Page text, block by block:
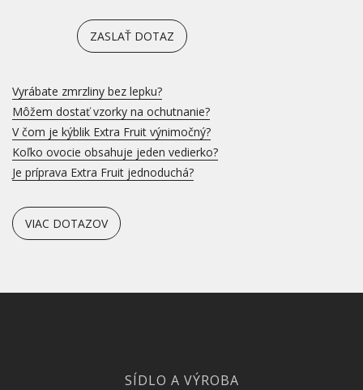
ZASLAŤ DOTAZ
Vyrábate zmrzliny bez lepku?
Môžem dostať vzorky na ochutnanie?
V čom je kýblik Extra Fruit výnimočný?
Koľko ovocie obsahuje jeden vedierko?
Je príprava Extra Fruit jednoduchá?
VIAC DOTAZOV
SÍDLO A VÝROBA